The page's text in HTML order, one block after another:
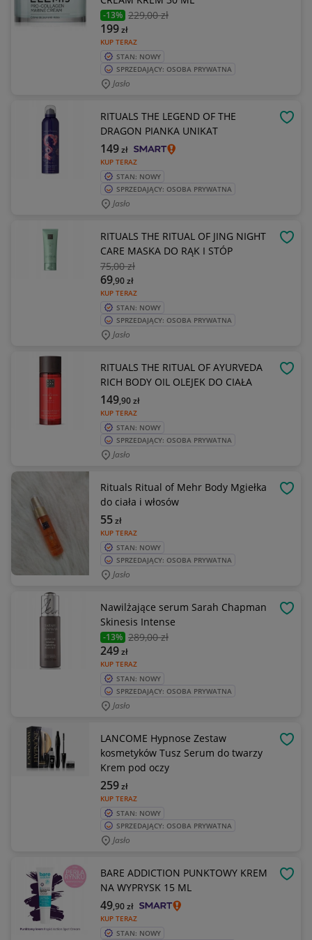
-13% 229,00 zł
KUP TERAZ
199zł
STAN: NOWY
SPRZEDAJĄCY: OSOBA PRYWATNA
Jasło
RITUALS THE LEGEND OF THE
DRAGON PIANKA UNIKAT
KUP TERAZ
149zł
STAN: NOWY
SPRZEDAJĄCY: OSOBA PRYWATNA
Jasło
RITUALS THE RITUAL OF JING NIGHT
CARE MASKA DO RĄK I STÓP
75,00 zł
KUP TERAZ
69,90zł
STAN: NOWY
SPRZEDAJĄCY: OSOBA PRYWATNA
Jasło
RITUALS THE RITUAL OF AYURVEDA
RICH BODY OIL OLEJEK DO CIAŁA
KUP TERAZ
149,90zł
STAN: NOWY
SPRZEDAJĄCY: OSOBA PRYWATNA
Jasło
Rituals Ritual of Mehr Body Mgiełka
do ciała i włosów
KUP TERAZ
55zł
STAN: NOWY
SPRZEDAJĄCY: OSOBA PRYWATNA
Jasło
Nawilżające serum Sarah Chapman
Skinesis Intense
-13% 289,00 zł
KUP TERAZ
249zł
STAN: NOWY
SPRZEDAJĄCY: OSOBA PRYWATNA
Jasło
LANCOME Hypnose Zestaw
kosmetyków Tusz Serum do twarzy
Krem pod oczy
KUP TERAZ
259zł
STAN: NOWY
SPRZEDAJĄCY: OSOBA PRYWATNA
Jasło
BARE ADDICTION PUNKTOWY KREM
NA WYPRYSK 15 ML
KUP TERAZ
49,90zł
STAN: NOWY